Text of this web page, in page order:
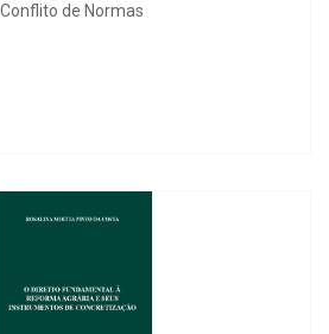
BARBIE - QUERO SER PINTORA